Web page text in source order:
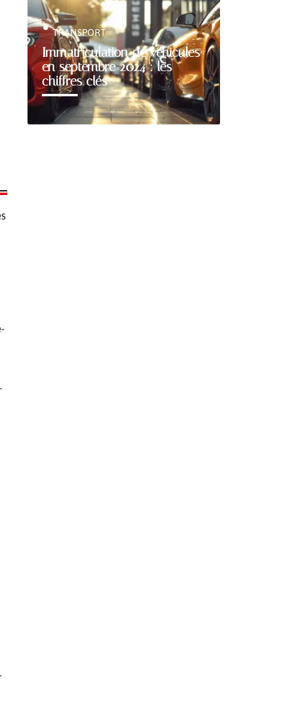
Immatriculation de véhicules
en septembre 2024 : les
chiffres clés
TRANSPORT